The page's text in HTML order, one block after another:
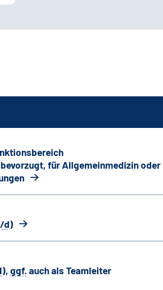
für Allgemeinmedizin oder
d)
), ggf. auch als Teamleiter